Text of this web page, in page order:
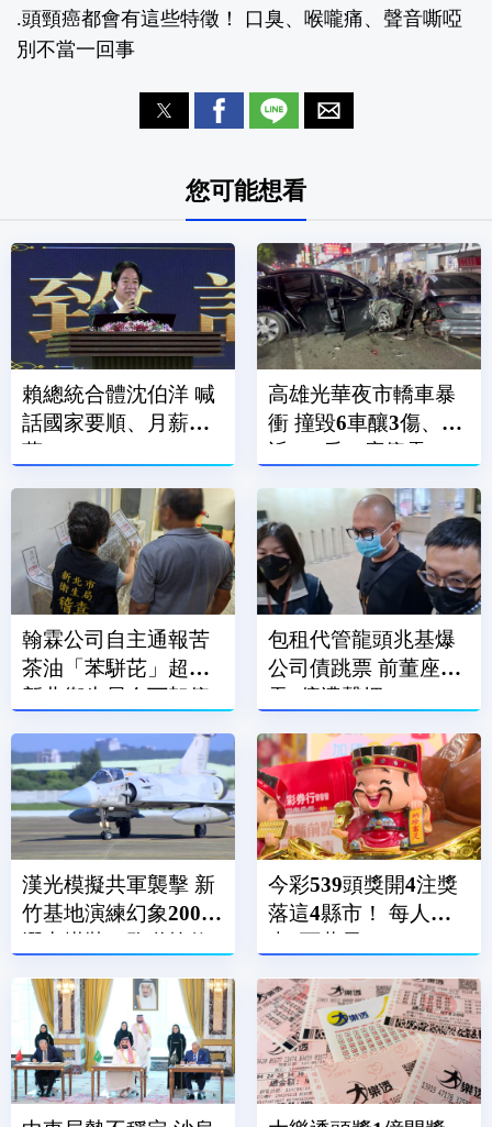
.頭頸癌都會有這些特徵！ 口臭、喉嚨痛、聲音嘶啞
別不當一回事
您可能想看
賴總統合體沈伯洋 喊
話國家要順、月薪破3
萬
高雄光華夜市轎車暴
衝 撞毀6車釀3傷、附
近600戶一度停電
翰霖公司自主通報苦
茶油「苯駢芘」超標
新北衛生局令下架停
包租代管龍頭兆基爆
公司債跳票 前董座涉
吞7億遭聲押
漢光模擬共軍襲擊 新
竹基地演練幻象2000
今彩539頭獎開4注獎
落這4縣市！ 每人抱